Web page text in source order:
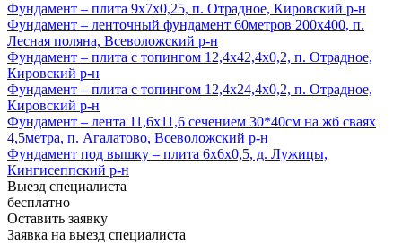
Фундамент – плита 9х7х0,25, п. Отрадное, Кировский р-н
Фундамент – ленточный фундамент 60метров 200х400, п.
Лесная поляна, Всеволожский р-н
Фундамент – плита с топингом 12,4х42,4х0,2, п. Отрадное,
Кировский р-н
Фундамент – плита с топингом 12,4х24,4х0,2, п. Отрадное,
Кировский р-н
Фундамент – лента 11,6х11,6 сечением 30*40см на жб сваях
4,5метра, п. Агалатово, Всеволожский р-н
Фундамент под вышку – плита 6х6х0,5, д. Лужицы,
Кингисеппский р-н
Выезд специалиста
бесплатно
Оставить заявку
Заявка на выезд специалиста